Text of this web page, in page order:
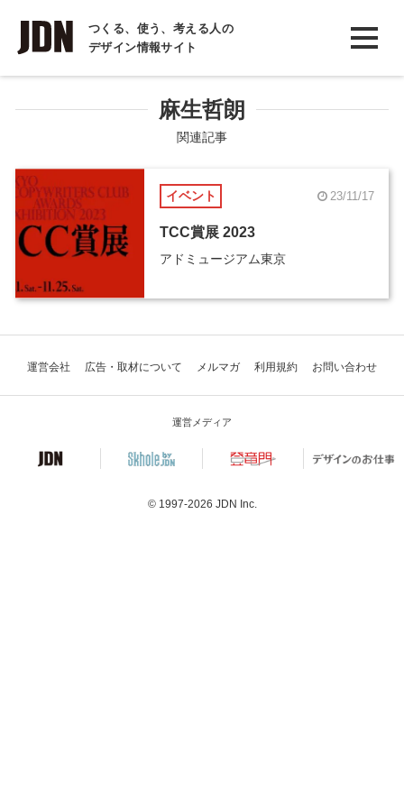
つくる、使う、考える人の
デザイン情報サイト
INTERVIEW
インタビュー
COLUMN
コラム
麻生哲朗
関連記事
イベント 23/11/17
TCC賞展 2023
アドミュージアム東京
運営会社 広告・取材について メルマガ 利用規約 お問い合わせ
運営メディア
© 1997-2026 JDN Inc.